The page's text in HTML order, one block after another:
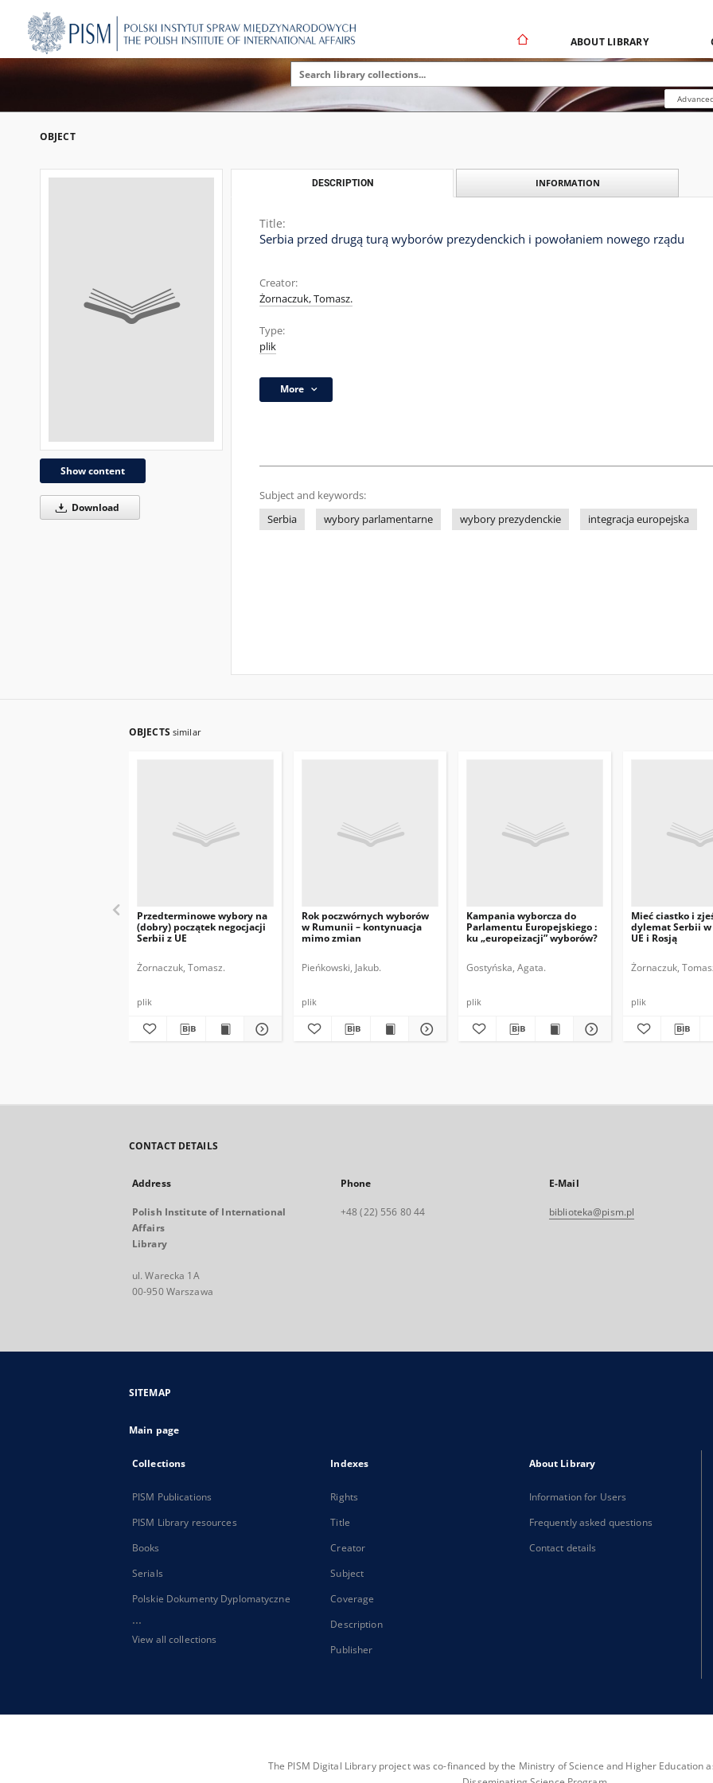
ABOUT LIBRARY
OBJECT
Show content
Download
DESCRIPTION INFORMATION
Title:
Serbia przed drugą turą wyborów prezydenckich i powołaniem nowego rządu
Creator:
Żornaczuk, Tomasz.
Type:
plik
More
Subject and keywords:
Serbia
wybory parlamentarne wybory prezydenckie integracja europejska
OBJECTS similar
Przedterminowe wybory na
(dobry) początek negocjacji
Serbii z UE
Żornaczuk, Tomasz.
plik
Rok poczwórnych wyborów
w Rumunii – kontynuacja
mimo zmian
Pieńkowski, Jakub.
plik
Kampania wyborcza do
Parlamentu Europejskiego :
ku „europeizacji” wyborów?
Gostyńska, Agata.
plik
Mieć ciastko i
dylemat Serbii w
UE i Rosją
Żornaczuk,
plik
CONTACT DETAILS
Address
Polish Institute of International
Affairs
Library
ul. Warecka 1A
00-950 Warszawa
Phone
+48 (22) 556 80 44
E-Mail
biblioteka@pism.pl
SITEMAP
Main page
Collections
PISM Publications
PISM Library resources
Books
Serials
Polskie Dokumenty Dyplomatyczne
...
View all collections
Indexes
Rights
Title
Creator
Subject
Coverage
Description
Publisher
About Library
Information for Users
Frequently asked questions
Contact details
The PISM Digital Library project was co-financed by the Ministry of Science and Higher Education